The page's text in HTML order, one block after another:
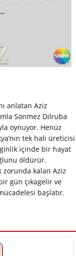
anlatan Aziz
Sönmez Dilruba
oynuyor. Henüz
tek halı üreticisi
içinde bir hayat
öldürür.
zorunda kalan Aziz
gün çıkagelir ve
başlatır.